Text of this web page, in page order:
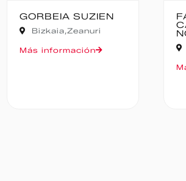
FALDES DEL PUIG
NOCTURNO
Alicante,